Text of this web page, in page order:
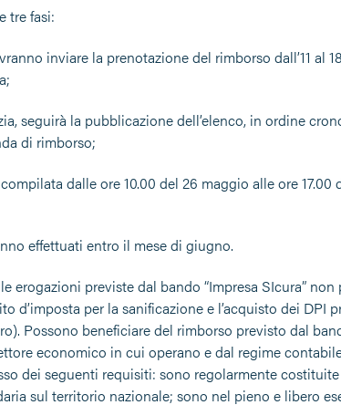
tre fasi:
inviare la prenotazione del rimborso dall’11 al
seguirà la pubblicazione dell’elenco, in ordine
di rimborso;
dalle ore 10.00 del 26 maggio alle ore 17.00
effettuati entro il mese di giugno.
erogazioni previste dal bando “Impresa SIcura”
d’imposta per la sanificazione e l’acquisto dei DPI
Possono beneficiare del rimborso previsto dal
economico in cui operano e dal regime
dei seguenti requisiti: sono regolarmente
sul territorio nazionale; sono nel pieno e libero